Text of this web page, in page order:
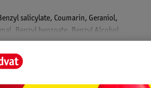
salicylate, Coumarin, Geraniol,
Benzyl benzoate, Benzyl Alcohol,